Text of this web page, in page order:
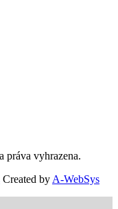
práva vyhrazena.
Created by A-WebSys